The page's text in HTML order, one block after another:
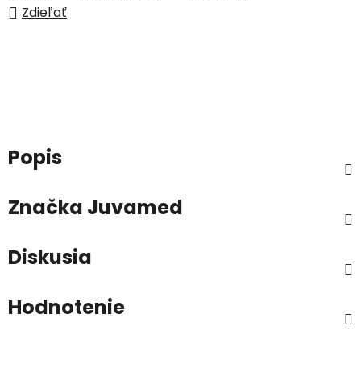
Zdieľať
Popis
Značka Juvamed
Diskusia
Hodnotenie